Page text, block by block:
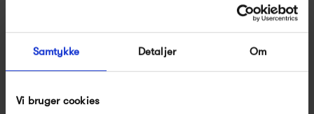
Samtykke Detaljer Om
Vi bruger cookies